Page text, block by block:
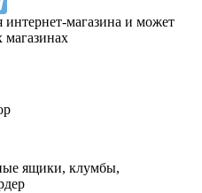
интернет-магазина и может
магазинах
ящики, клумбы,